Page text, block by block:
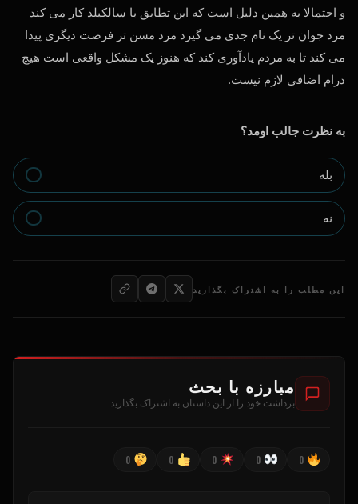
و احتمالا به همین دلیل است که این تطابق با سالکیلد کار می کند
مرد جوان تر یک نام جدی می گیرد مرد مسن تر فرصت دیگری پیدا
می کند تا به مردم یادآوری کند که هنوز یک مشکل واقعی است هیچ
درام اضافی لازم نیست.
به نظرت جالب اومد؟
بله
نه
این مطلب را به اشتراک بگذارید
مبارزه با بحث
برداشت خود را از این داستان به اشتراک بگذارید
0
0
0
0
0